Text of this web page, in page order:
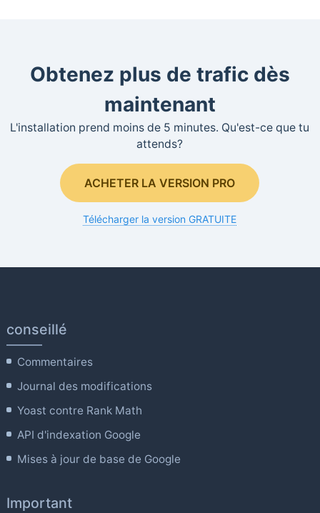
Obtenez plus de trafic dès
maintenant
L'installation prend moins de 5 minutes. Qu'est-ce que tu
attends?
ACHETER LA VERSION PRO
Télécharger la version GRATUITE
conseillé
Commentaires
Journal des modifications
Yoast contre Rank Math
API d'indexation Google
Mises à jour de base de Google
Important